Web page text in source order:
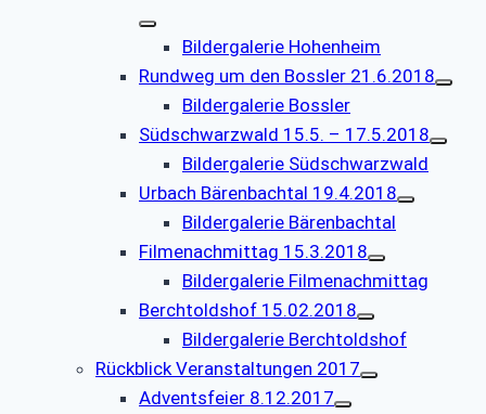
Bildergalerie Hohenheim
Rundweg um den Bossler 21.6.2018
Bildergalerie Bossler
Südschwarzwald 15.5. – 17.5.2018
Bildergalerie Südschwarzwald
Urbach Bärenbachtal 19.4.2018
Bildergalerie Bärenbachtal
Filmenachmittag 15.3.2018
Bildergalerie Filmenachmittag
Berchtoldshof 15.02.2018
Bildergalerie Berchtoldshof
Rückblick Veranstaltungen 2017
Adventsfeier 8.12.2017